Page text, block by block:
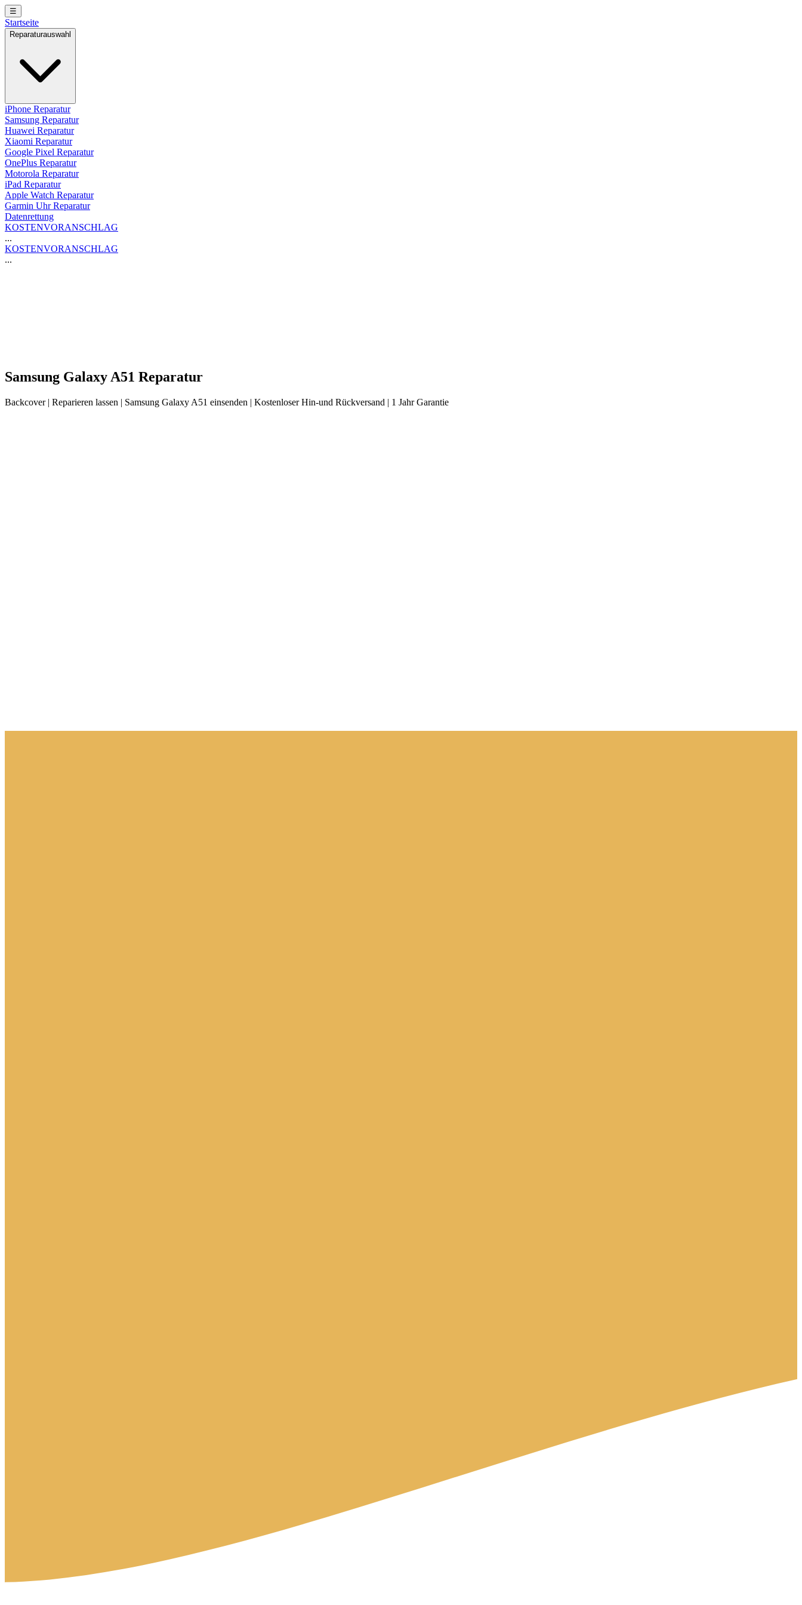
☰
Startseite
Reparaturauswahl
iPhone Reparatur
Samsung Reparatur
Huawei Reparatur
Xiaomi Reparatur
Google Pixel Reparatur
OnePlus Reparatur
Motorola Reparatur
iPad Reparatur
Apple Watch Reparatur
Garmin Uhr Reparatur
Datenrettung
KOSTENVORANSCHLAG
...
KOSTENVORANSCHLAG
...
Samsung Galaxy A51 Reparatur
Backcover| Reparieren lassen | Samsung Galaxy A51 einsenden | Kostenloser Hin-und Rückversand | 1 Jahr Garantie